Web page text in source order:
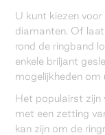
U kunt kiezen
diamanten. Of laat
rond de ringband
enkele briljant
mogelijkheden om
Het populairst zijn
met een zetting
kan zijn om de